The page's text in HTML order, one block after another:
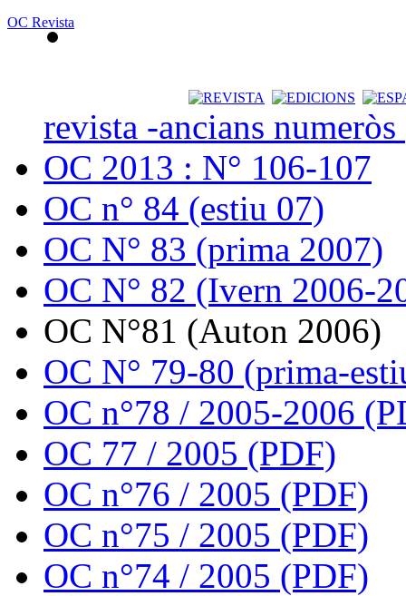
OC Revista
revista -ancians
OC 2013 : N° 106-107
OC n° 84 (estiu 07)
OC N° 83 (prima 2007)
OC N° 82 (Ivern 2006-
OC N°81 (Auton 2006)
OC N° 79-80 (prima-
OC n°78 / 2005-2006
OC 77 / 2005 (PDF)
OC n°76 / 2005 (PDF)
OC n°75 / 2005 (PDF)
OC n°74 / 2005 (PDF)